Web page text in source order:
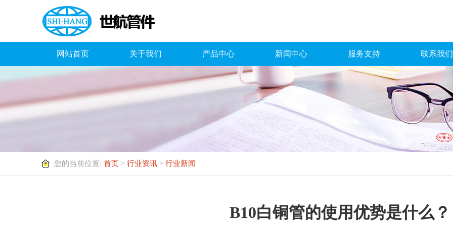
网站首页 关于我们 产品中心 新闻中心 服务支持 联系我们
您的当前位置: 首页 > 行业资讯 > 行业新闻
B10白铜管的使用优势是什么？